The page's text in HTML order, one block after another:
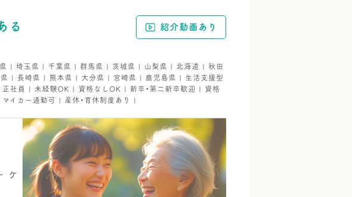
る 紹介動画あり
| 埼玉県 | 千葉県 | 群馬県 | 茨城県 | 山梨県 | 北海道 | 秋田
| 長崎県 | 熊本県 | 大分県 | 宮崎県 | 鹿児島県 | 生活支援型
社員 | 未経験OK | 資格なしOK | 新卒・第二新卒歓迎 | 資格
イカー通勤可 | 産休・育休制度あり |
ケ